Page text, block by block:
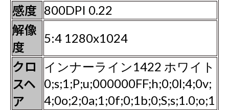
感度 800DPI 0.22
解像
度
5:4 1280x1024
クロ
スヘ
ア
インナーライン1422 ホワイト
0;s;1;P;u;000000FF;h;0;0l;4;0v;
4;0o;2;0a;1;0f;0;1b;0;S;s;1.0;o;1